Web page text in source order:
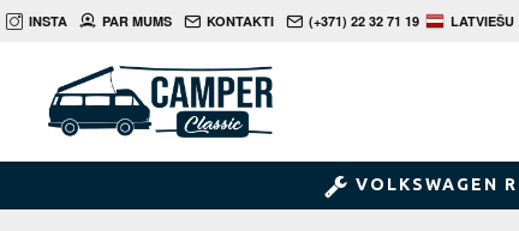
INSTA PAR MUMS KONTAKTI (+371) 22 32 71 19 LATVIEŠU
VOLKSWAGEN